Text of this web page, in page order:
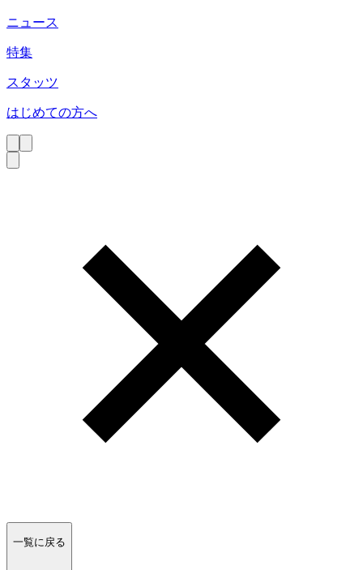
ニュース
特集
スタッツ
はじめての方へ
一覧に戻る